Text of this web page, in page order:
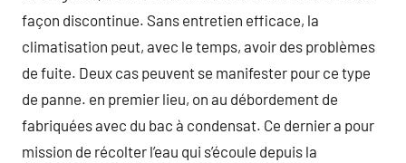
façon discontinue. Sans entretien efficace, la
climatisation peut, avec le temps, avoir des problèmes
de fuite. Deux cas peuvent se manifester pour ce type
de panne. en premier lieu, on au débordement de
fabriquées avec du bac à condensat. Ce dernier a pour
mission de récolter l’eau qui s’écoule depuis la